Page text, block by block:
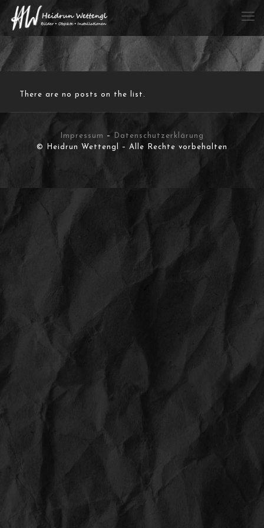
There are no posts on the list.
Impressum –
Datenschutzerklärung
© Heidrun Wettengl – Alle Rechte vorbehalten